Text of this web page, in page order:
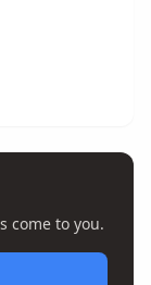
come to you.